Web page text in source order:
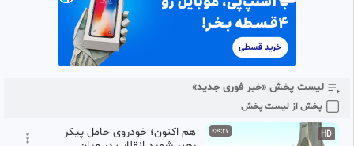
#‌بدرقه_آقای_شهید_ایران
لیست پخش «خبر فوری جدید»
پخش از لیست پخش
منتخب فیلو✅
آغاز اقامه نماز بر پیکر رهبر شهید
انقلاب به امامت آیت الله جعفر
سبحانی
منتخب فیلو✅
0:00:27 HD
هم اکنون؛ خودروی حامل پیکر